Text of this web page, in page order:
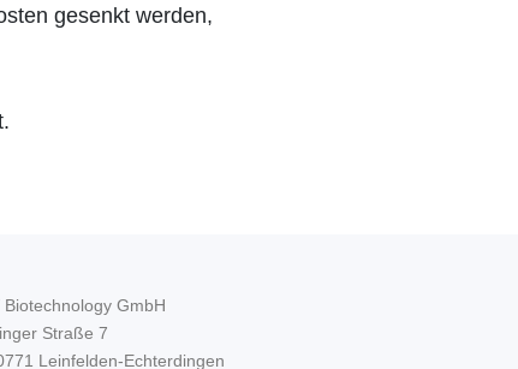
gesenkt werden,
Biotechnology GmbH
Straße 7
Leinfelden-Echterdingen